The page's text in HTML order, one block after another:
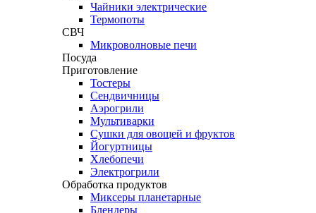
Чайники электрические
Термопоты
СВЧ
Микроволновые печи
Посуда
Приготовление
Тостеры
Сендвичницы
Аэрогрили
Мультиварки
Сушки для овощей и фруктов
Йогуртницы
Хлебопечи
Электрогрили
Обработка продуктов
Миксеры планетарные
Блендеры